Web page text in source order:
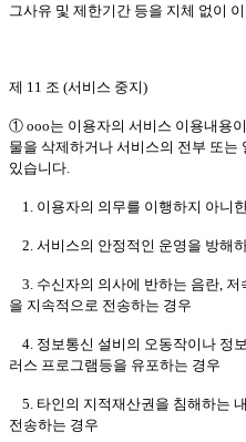
그사유 및 제한기간 등을 지체 없이
제 11 조 (서비스 중지)
① ooo는 이용자의 서비스 이용내용
물을 삭제하거나 서비스의 전부 또는
있습니다.
1. 이용자의 의무를 이행하지 아니
2. 서비스의 안정적인 운영을 방해
3. 수신자의 의사에 반하는 음란, 저
을 지속적으로 전송하는 경우
4. 정보통신 설비의 오동작이나 정
러스 프로그램등을 유포하는 경우
5. 타인의 지적재산권을 침해하는
전송하는 경우